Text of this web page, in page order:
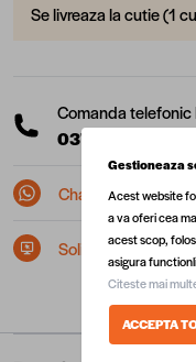
Se livreaza la cutie (1
Comanda telefonic
0377 10 22 22
Chat pe Whatsapp
Solicita postare in
Gestioneaza
Acest website
a va oferi cea
acest scop,
asigura
Citeste mai
ACCEPTA